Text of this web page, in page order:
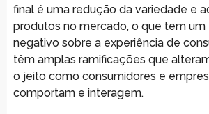
final é uma redução da variedade e
produtos no mercado, o que tem
negativo sobre a experiência de
têm amplas ramificações que
o jeito como consumidores e
comportam e interagem.